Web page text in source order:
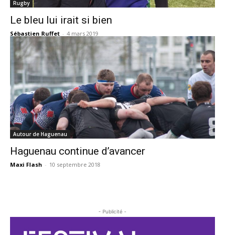
Rugby
Le bleu lui irait si bien
Sébastien Ruffet - 4 mars 2019
Autour de Haguenau
Haguenau continue d’avancer
Maxi Flash - 10 septembre 2018
- Publicité -